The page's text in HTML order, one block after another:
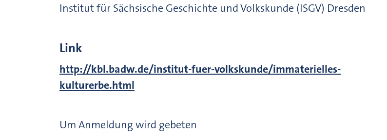
Institut für Sächsische Geschichte und Volkskunde (ISGV) Dresden
Link
http://kbl.badw.de/institut-fuer-volkskunde/immaterielles-
kulturerbe.html
Um Anmeldung wird gebeten